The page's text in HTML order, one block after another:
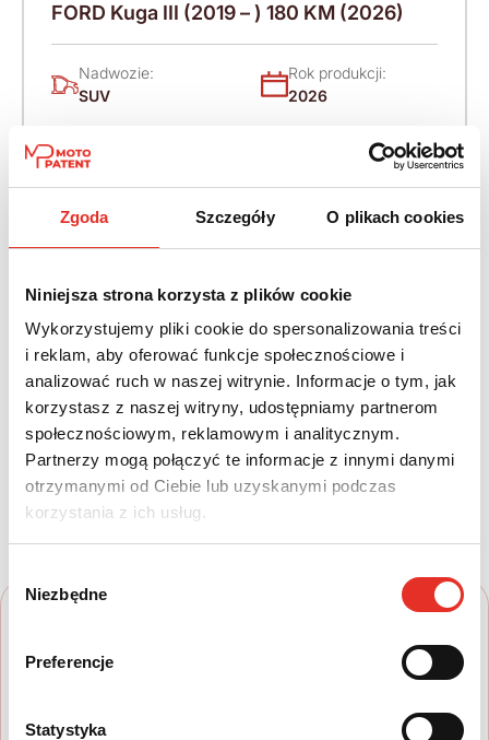
Zgoda Szczegóły O plikach cookies
Niniejsza strona korzysta z plików cookie
Wykorzystujemy pliki cookie do spersonalizowania treści
i reklam, aby oferować funkcje społecznościowe i
analizować ruch w naszej witrynie. Informacje o tym, jak
korzystasz z naszej witryny, udostępniamy partnerom
społecznościowym, reklamowym i analitycznym.
Partnerzy mogą połączyć te informacje z innymi danymi
otrzymanymi od Ciebie lub uzyskanymi podczas
korzystania z ich usług.
zgody
Niezbędne
Preferencje
Statystyka
FORD Kuga III (2019 – ) 180 KM (2026)
Nadwozie:
SUV
Rok produkcji:
2026
Napęd:
Na przód
Automatyczna
Benzyna
Moc (KM):
180
Leasing netto od:
1 557 zł
1 915 zł brutto / msc.
122 600 zł
Twój nowy samochód w kilku
prostych krokach